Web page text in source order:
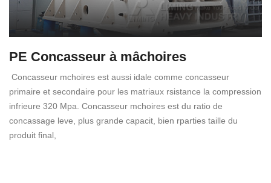
PE Concasseur à mâchoires
Concasseur mchoires est aussi idale comme concasseur
primaire et secondaire pour les matriaux rsistance la compression
infrieure 320 Mpa. Concasseur mchoires est du ratio de
concassage leve, plus grande capacit, bien rparties taille du
produit final,